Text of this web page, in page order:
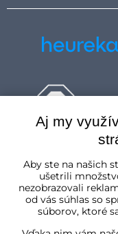
Aj my
Aby ste na našich
ušetrili
nezobrazovali
od vás súhlas so
súborov, ktoré